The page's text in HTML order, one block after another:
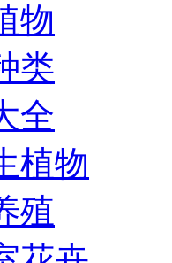
物
类
全
植物
殖